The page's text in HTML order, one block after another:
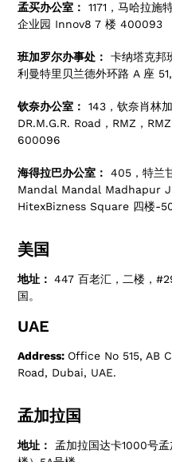
孟买办公室：
1171，马哈拉
企业园 Innov8 7 楼 400093
班加罗尔办事处：
卡纳塔克邦
利曼特里贝兰德外环路 A 座
钦奈办公室：
143，钦奈肖林
DR.M.G.R. Road，RMZ，
600096
海得拉巴办公室：
405，特兰
Mandal Mandal Madhapur
HitexBizness Square 四楼-
美国
地址：447 百老汇，二楼，
国。
UAE
Address: Office No 515, AB
Road, Dubai, UAE.
孟加拉国
地址：
孟加拉国达卡1000号